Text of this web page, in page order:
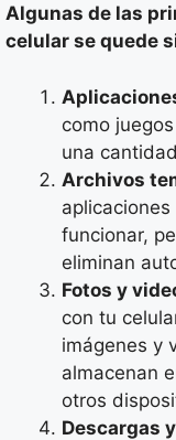
Algunas de las
celular se quede
como
una
Archivos
funcionar,
eliminan
Fotos y
con tu
imágenes y
almacenan
otros
Descargas